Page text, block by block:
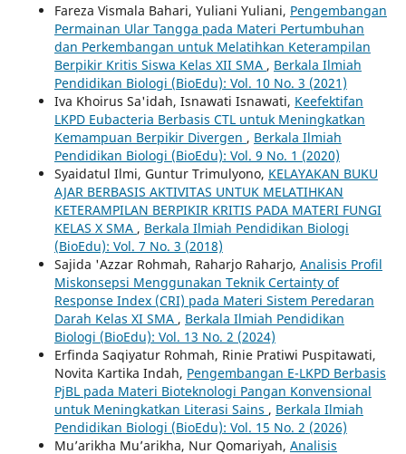
Fareza Vismala Bahari, Yuliani Yuliani, Pengembangan
Permainan Ular Tangga pada Materi Pertumbuhan
dan Perkembangan untuk Melatihkan Keterampilan
Berpikir Kritis Siswa Kelas XII SMA , Berkala Ilmiah
Pendidikan Biologi (BioEdu): Vol. 10 No. 3 (2021)
Iva Khoirus Sa'idah, Isnawati Isnawati, Keefektifan
LKPD Eubacteria Berbasis CTL untuk Meningkatkan
Kemampuan Berpikir Divergen , Berkala Ilmiah
Pendidikan Biologi (BioEdu): Vol. 9 No. 1 (2020)
Syaidatul Ilmi, Guntur Trimulyono, KELAYAKAN BUKU
AJAR BERBASIS AKTIVITAS UNTUK MELATIHKAN
KETERAMPILAN BERPIKIR KRITIS PADA MATERI FUNGI
KELAS X SMA , Berkala Ilmiah Pendidikan Biologi
(BioEdu): Vol. 7 No. 3 (2018)
Sajida 'Azzar Rohmah, Raharjo Raharjo, Analisis Profil
Miskonsepsi Menggunakan Teknik Certainty of
Response Index (CRI) pada Materi Sistem Peredaran
Darah Kelas XI SMA , Berkala Ilmiah Pendidikan
Biologi (BioEdu): Vol. 13 No. 2 (2024)
Erfinda Saqiyatur Rohmah, Rinie Pratiwi Puspitawati,
Novita Kartika Indah, Pengembangan E-LKPD Berbasis
PjBL pada Materi Bioteknologi Pangan Konvensional
untuk Meningkatkan Literasi Sains , Berkala Ilmiah
Pendidikan Biologi (BioEdu): Vol. 15 No. 2 (2026)
Mu’arikha Mu’arikha, Nur Qomariyah, Analisis